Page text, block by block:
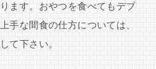
ます。おやつを食べてもデブ
手な間食の仕方については、
て下さい。